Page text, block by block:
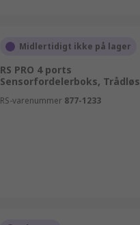
Midlertidigt ikke på lager
RS PRO 4 ports
Sensorfordelerboks, Trådløs
RS-varenummer 877-1233